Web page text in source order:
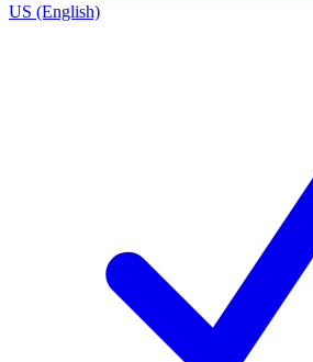
US (English)